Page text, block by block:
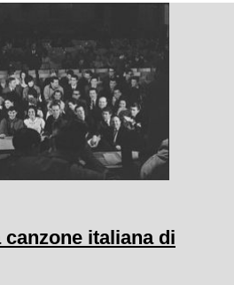
italiana di